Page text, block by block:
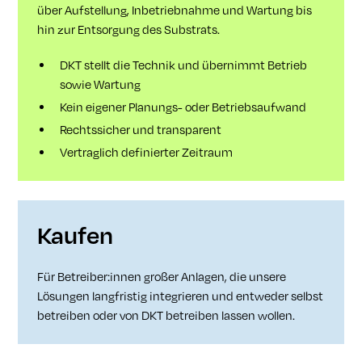
über Aufstellung, Inbetriebnahme und Wartung bis
hin zur Entsorgung des Substrats.
DKT stellt die Technik und übernimmt Betrieb
sowie Wartung
Kein eigener Planungs- oder Betriebsaufwand
Rechtssicher und transparent
Vertraglich definierter Zeitraum
Kaufen
Für Betreiber:innen großer Anlagen, die unsere
Lösungen langfristig integrieren und entweder selbst
betreiben oder von DKT betreiben lassen wollen.